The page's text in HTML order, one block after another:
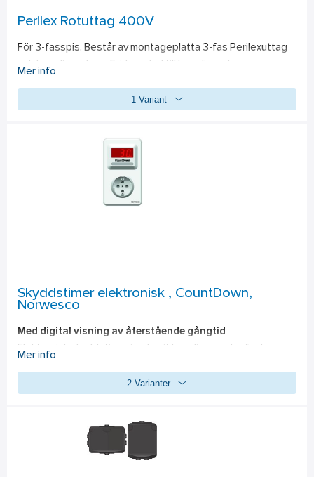
Perilex Rotuttag 400V
För 3-fasspis. Består av montageplatta 3-fas Perilexuttag
och kopplingsdosa. Förkopplad till kopplingsdosa.
Mer info
1 Variant
Skyddstimer elektronisk , CountDown,
Norwesco
Med digital visning av återstående gångtid
Elektronisk skyddstimer i polarvit kapsling av slagfast
och programmeringsbar tidkrets samt LED-display för tydlig
programmeringsläge av tid.
Mer info
2 Varianter